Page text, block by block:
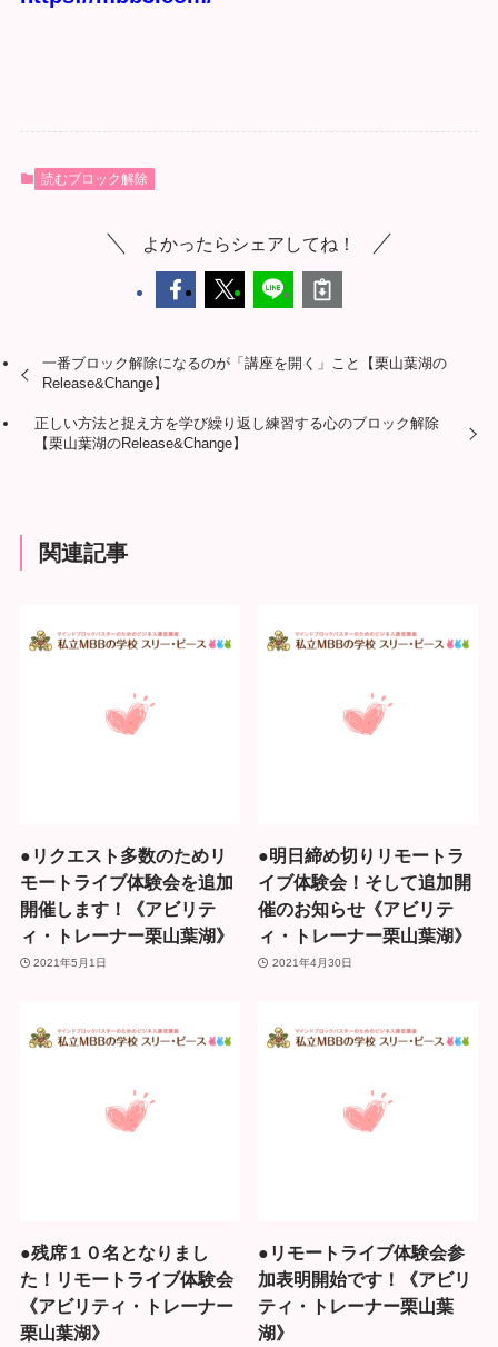
読むブロック解除
よかったらシェアしてね！
一番ブロック解除になるのが「講座を開く」こと【栗山葉湖の
Release&Change】
正しい方法と捉え方を学び繰り返し練習する心のブロック解除
【栗山葉湖のRelease&Change】
関連記事
●リクエスト多数のためリ
モートライブ体験会を追加
開催します！《アビリテ
ィ・トレーナー栗山葉湖》
2021年5月1日
●明日締め切りリモートラ
イブ体験会！そして追加開
催のお知らせ《アビリテ
ィ・トレーナー栗山葉湖》
2021年4月30日
●残席１０名となりまし
た！リモートライブ体験会
《アビリティ・トレーナー
栗山葉湖》
●リモートライブ体験会参
加表明開始です！《アビリ
ティ・トレーナー栗山葉
湖》